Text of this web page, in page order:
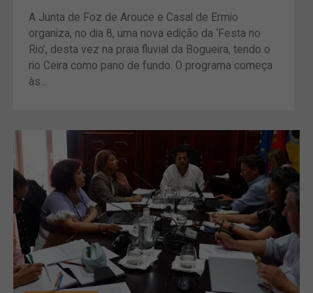
A Junta de Foz de Arouce e Casal de Ermio
organiza, no dia 8, uma nova edição da ‘Festa no
Rio’, desta vez na praia fluvial da Bogueira, tendo o
rio Ceira como pano de fundo. O programa começa
às...